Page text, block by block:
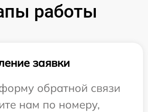
работы
заявки
обратной связи
нам по номеру,